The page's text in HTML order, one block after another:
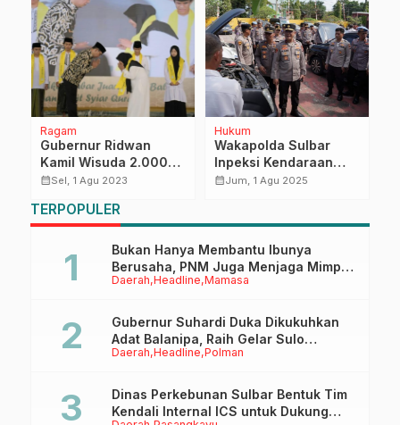
Ragam
Gubernur Ridwan
Kamil Wisuda 2.000
Penghafal Al-Qur’an
calendar_monthSel, 1 Agu 2023
Hukum
Wakapolda Sulbar
Inpeksi Kendaraan
Dinas di Polman, Siap
calendar_monthJum, 1 Agu 2025
TERPOPULER
Daerah Headline Mamasa
Bukan Hanya Membantu Ibunya
Berusaha, PNM Juga Menjaga Mimpi
Anaknya Untuk Menggapai Cita-Cita
Daerah Headline Polman
Gubernur Suhardi Duka Dikukuhkan
Adat Balanipa, Raih Gelar Sulo
Tappidena
Dinas Perkebunan Sulbar Bentuk Tim
Kendali Internal ICS untuk Dukung